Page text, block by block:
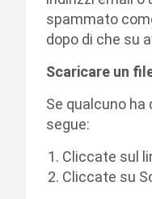
spammato
dopo di che su
Scaricare un
Se qualcuno ha
segue:
Cliccate sul
Cliccate su